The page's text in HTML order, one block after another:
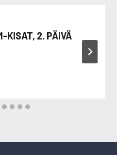
KISAT, 2. PÄIVÄ